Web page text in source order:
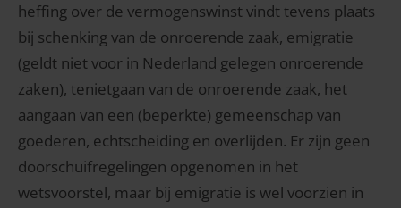
heffing over de vermogenswinst vindt tevens plaats
bij schenking van de onroerende zaak, emigratie
(geldt niet voor in Nederland gelegen onroerende
zaken), tenietgaan van de onroerende zaak, het
aangaan van een (beperkte) gemeenschap van
goederen, echtscheiding en overlijden. Er zijn geen
doorschuifregelingen opgenomen in het
wetsvoorstel, maar bij emigratie is wel voorzien in